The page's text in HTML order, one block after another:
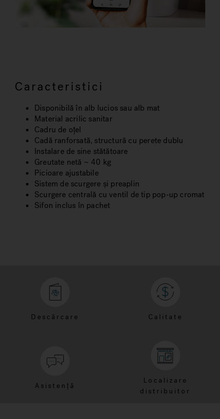
Caracteristici
Disponibilă în alb lucios sau alb mat
Material acrilic sanitar
Cadru de oțel
Cadă ranforsată, structură cu perete dublu
Instalare de sine stătătoare
Greutate netă ~ 40 kg
Picioare ajustabile
Sistem de scurgere și preaplin
Scurgere centrală cu ventil de tip pop-up cromat
Sifon inclus în pachet
Descărcare Calitate
Asistență
Localizare
distribuitor